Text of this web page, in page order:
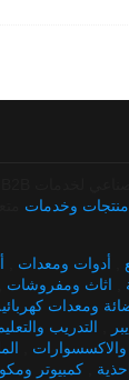
منتجات وخدمات
أدوات ومعدات
اثاث ومفروشات
ومعدات
التدريب
والاكسسوارات
كمبيوتر